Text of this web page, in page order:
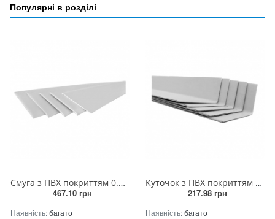
Популярні в розділі
Смуга з ПВХ покриттям 0.05 (2м)
467.10 грн
Наявність:багато
Куточок з ПВХ покриттям 0.04х0.03 (2м) внутрішній
217.98 грн
Наявність:багато